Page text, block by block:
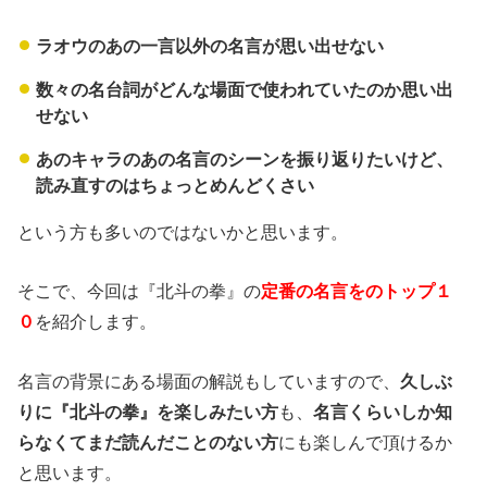
ラオウのあの一言以外の名言が思い出せない
数々の名台詞がどんな場面で使われていたのか思い出
せない
あのキャラのあの名言のシーンを振り返りたいけど、
読み直すのはちょっとめんどくさい
という方も多いのではないかと思います。
そこで、今回は『北斗の拳』の定番の名言をのトップ１
０ を紹介します。
名言の背景にある場面の解説もしていますので、久しぶ
りに『北斗の拳』を楽しみたい方も、名言くらいしか知
らなくてまだ読んだことのない方にも楽しんで頂けるか
と思います。